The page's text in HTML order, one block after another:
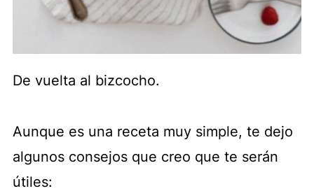
De vuelta al bizcocho.
Aunque es una receta muy simple, te dejo
algunos consejos que creo que te serán
útiles: